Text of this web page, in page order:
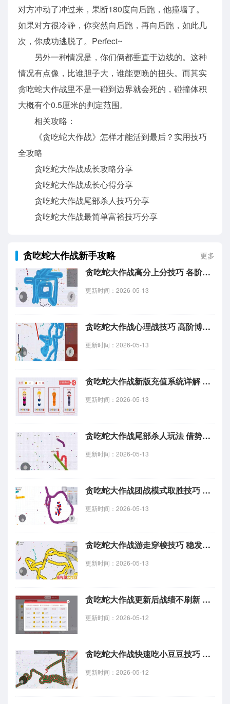
对方冲动了冲过来，果断180度向后跑，他撞墙了。
如果对方很冷静，你突然向后跑，再向后跑，如此几
次，你成功逃脱了。Perfect~
另外一种情况是，你们俩都垂直于边线的。这种
情况有点像，比谁胆子大，谁能更晚的扭头。而其实
贪吃蛇大作战里不是一碰到边界就会死的，碰撞体积
大概有个0.5厘米的判定范围。
相关攻略：
《贪吃蛇大作战》怎样才能活到最后？实用技巧
全攻略
贪吃蛇大作战成长攻略分享
贪吃蛇大作战成长心得分享
贪吃蛇大作战尾部杀人技巧分享
贪吃蛇大作战最简单富裕技巧分享
贪吃蛇大作战新手攻略 更多
贪吃蛇大作战高分上分技巧 各阶段发育玩法详解
更新时间：2026-05-13
贪吃蛇大作战心理战技巧 高阶博弈玩法教学
更新时间：2026-05-13
贪吃蛇大作战新版充值系统详解 充值入口流程指南
更新时间：2026-05-13
贪吃蛇大作战尾部杀人玩法 借势反杀技巧教学
更新时间：2026-05-13
贪吃蛇大作战团战模式取胜技巧 高分上分攻略
更新时间：2026-05-13
贪吃蛇大作战游走穿梭技巧 稳发育成长心得分享
更新时间：2026-05-13
贪吃蛇大作战更新后战绩不刷新 原因及问题解读
更新时间：2026-05-12
贪吃蛇大作战快速吃小豆豆技巧 高效扫豆豆实用教程
更新时间：2026-05-12